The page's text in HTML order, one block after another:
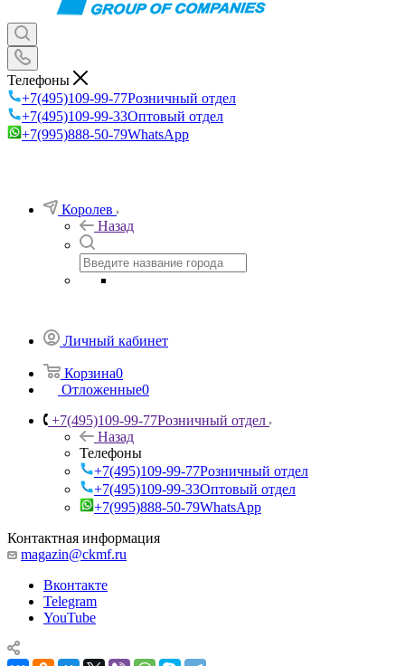
Телефоны
+7(495)109-99-77Розничный отдел
+7(495)109-99-33Оптовый отдел
+7(995)888-50-79WhatsApp
Королев
Назад
Личный кабинет
Корзина0
Отложенные0
+7(495)109-99-77Розничный отдел
Назад
Телефоны
+7(495)109-99-77Розничный отдел
+7(495)109-99-33Оптовый отдел
+7(995)888-50-79WhatsApp
Контактная информация
magazin@ckmf.ru
Вконтакте
Telegram
YouTube